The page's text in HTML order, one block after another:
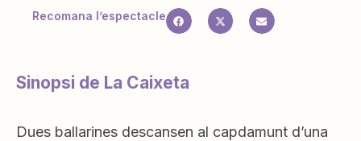
Recomana l’espectacle
Sinopsi de La Caixeta
Dues ballarines descansen al capdamunt d’una